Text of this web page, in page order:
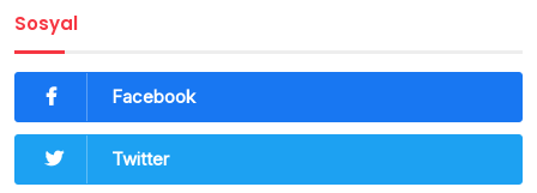
Sosyal
Facebook
Twitter